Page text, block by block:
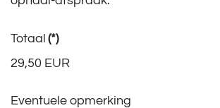
Totaal (*)
29,50 EUR
Eventuele opmerking